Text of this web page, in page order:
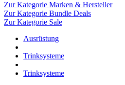
Zur Kategorie Marken & Hersteller
Zur Kategorie Bundle Deals
Zur Kategorie Sale
Ausrüstung
Trinksysteme
Trinksysteme